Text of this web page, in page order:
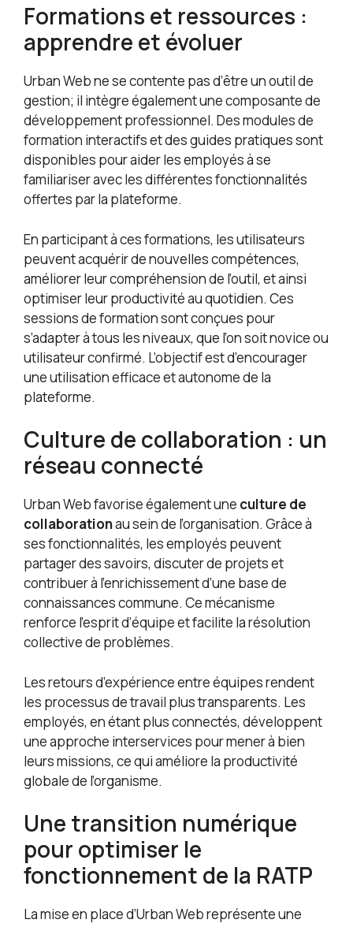
Formations et ressources :
apprendre et évoluer
Urban Web ne se contente pas d’être un outil de
gestion; il intègre également une composante de
développement professionnel. Des modules de
formation interactifs et des guides pratiques sont
disponibles pour aider les employés à se
familiariser avec les différentes fonctionnalités
offertes par la plateforme.
En participant à ces formations, les utilisateurs
peuvent acquérir de nouvelles compétences,
améliorer leur compréhension de l’outil, et ainsi
optimiser leur productivité au quotidien. Ces
sessions de formation sont conçues pour
s’adapter à tous les niveaux, que l’on soit novice ou
utilisateur confirmé. L’objectif est d’encourager
une utilisation efficace et autonome de la
plateforme.
Culture de collaboration : un
réseau connecté
Urban Web favorise également une culture de
collaborationau sein de l’organisation. Grâce à
ses fonctionnalités, les employés peuvent
partager des savoirs, discuter de projets et
contribuer à l’enrichissement d’une base de
connaissances commune. Ce mécanisme
renforce l’esprit d’équipe et facilite la résolution
collective de problèmes.
Les retours d’expérience entre équipes rendent
les processus de travail plus transparents. Les
employés, en étant plus connectés, développent
une approche interservices pour mener à bien
leurs missions, ce qui améliore la productivité
globale de l’organisme.
Une transition numérique
pour optimiser le
fonctionnement de la RATP
La mise en place d’Urban Web représente une